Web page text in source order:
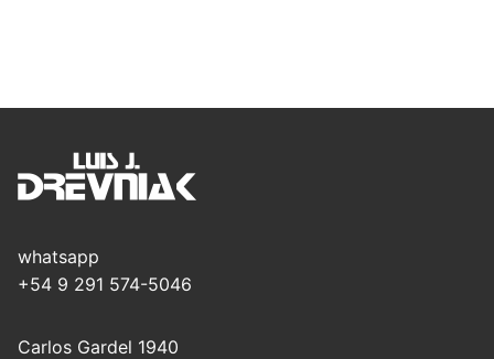
whatsapp
+54 9 291 574-5046
Carlos Gardel 1940